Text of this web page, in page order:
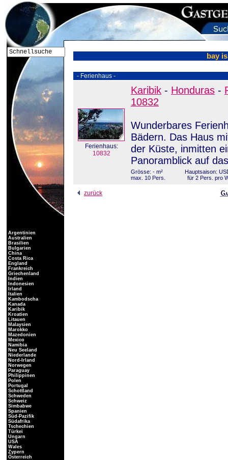
bay
- Ferienhaus -
Ferienhaus:
10832
Karibik - Honduras -
10832
Wunderbares
Bädern. Das Haus
der Küste, inmitten
Panoramblick auf
Grösse: - m²
max. 10 Pers.
Hauptsaison:
für 2 Pers. pro
zurück
Argentinien
Australien
Brasilien
Bulgarien
China
Costa Rica
England
Frankreich
Griechenland
Indien
Indonesien
Irland
Italien
Kambodscha
Kanada
Karibik
Kroatien
Litauen
Malaysien
Marokko
Mazedonien
Mexico
Namibia
Neu Seeland
Niederlande
Nord-Irland
Norwegen
Paraguay
Philippinen
Polen
Portugal
Schottland
Schweden
Schweiz
Simbabwe
Spanien
Süd-Pazifik
Südafrika
Tschechien
Türkei
Ungarn
USA
Wales
Zypern
Österreich